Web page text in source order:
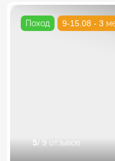
Поход 9-15.08 - 3
5/ 9 отзывов